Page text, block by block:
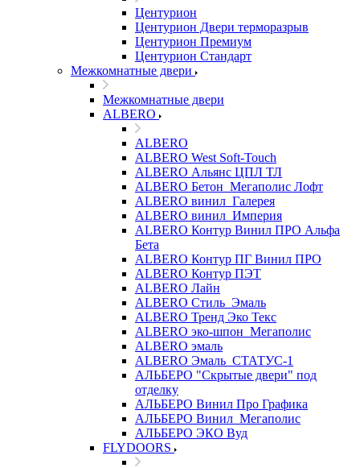
Центурион
Центурион Двери терморазрыв
Центурион Премиум
Центурион Стандарт
Межкомнатные двери
Межкомнатные двери
ALBERO
ALBERO
ALBERO West Soft-Touch
ALBERO Альянс ЦПЛ ТЛ
ALBERO Бетон_Мегаполис Лофт
ALBERO винил_Галерея
ALBERO винил_Империя
ALBERO Контур Винил ПРО Альфа
Бета
ALBERO Контур ПГ Винил ПРО
ALBERO Контур ПЭТ
ALBERO Лайн
ALBERO Стиль_Эмаль
ALBERO Тренд Эко Текс
ALBERO эко-шпон_Мегаполис
ALBERO эмаль
ALBERO Эмаль_СТАТУС-1
АЛЬБЕРО "Скрытые двери" под
отделку
АЛЬБЕРО Винил Про Графика
АЛЬБЕРО Винил_Мегаполис
АЛЬБЕРО ЭКО Вуд
FLYDOORS